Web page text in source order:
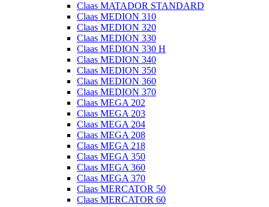
Claas MATADOR STANDARD
Claas MEDION 310
Claas MEDION 320
Claas MEDION 330
Claas MEDION 330 H
Claas MEDION 340
Claas MEDION 350
Claas MEDION 360
Claas MEDION 370
Claas MEGA 202
Claas MEGA 203
Claas MEGA 204
Claas MEGA 208
Claas MEGA 218
Claas MEGA 350
Claas MEGA 360
Claas MEGA 370
Claas MERCATOR 50
Claas MERCATOR 60